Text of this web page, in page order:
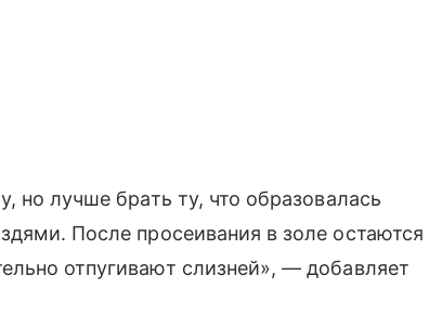
но лучше брать ту, что образовалась
После просеивания в золе остаются
отпугивают слизней», — добавляет